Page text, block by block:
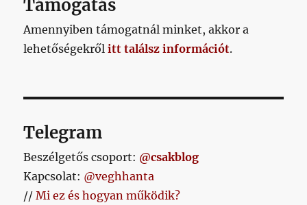
Támogatás
Amennyiben támogatnál minket, akkor a
lehetőségekrőlitt találsz információt.
Telegram
Beszélgetős csoport: @csakblog
Kapcsolat: @veghhanta
//Mi ez és hogyan működik?